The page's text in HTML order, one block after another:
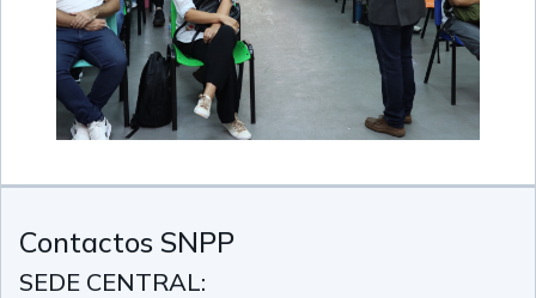
Contactos SNPP
SEDE CENTRAL: